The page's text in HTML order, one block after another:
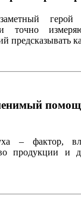
герой
точно
предсказывать
– фактор,
продукции и